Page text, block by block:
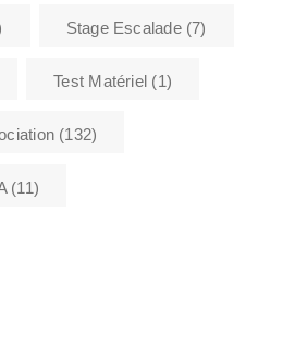
Stage Escalade(7)
Test Matériel (1)
(132)
(11)